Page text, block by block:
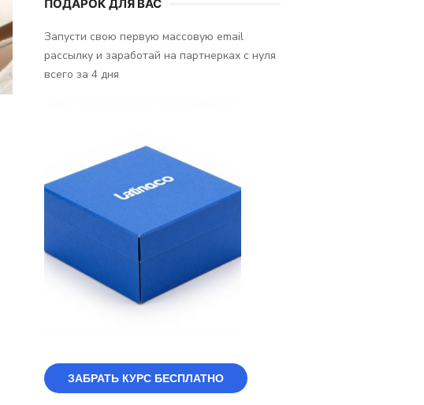
ПОДАРОК ДЛЯ ВАС
Запусти свою первую массовую email
рассылку и заработай на партнерках с нуля
всего за 4 дня
ЗАБРАТЬ КУРС БЕСПЛАТНО